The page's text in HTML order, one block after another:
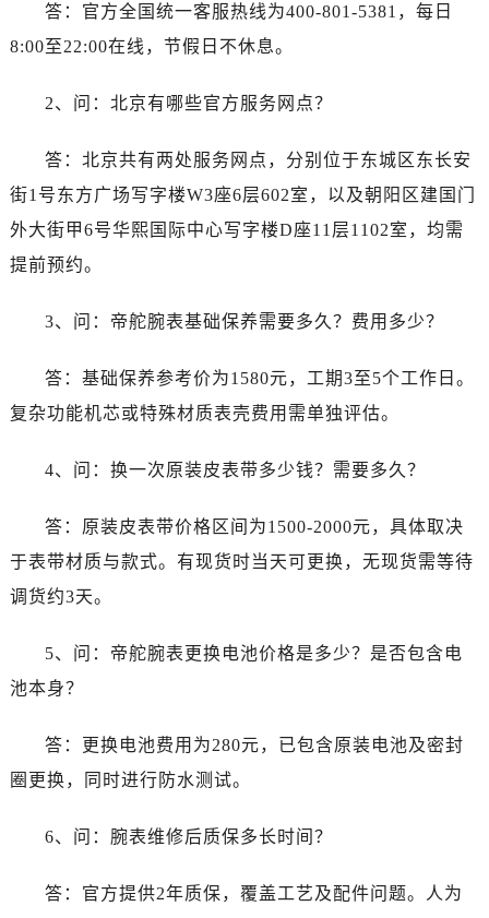
答：官方全国统一客服热线为400-801-5381，每日
8:00至22:00在线，节假日不休息。
2、问：北京有哪些官方服务网点？
答：北京共有两处服务网点，分别位于东城区东长安
街1号东方广场写字楼W3座6层602室，以及朝阳区建国门
外大街甲6号华熙国际中心写字楼D座11层1102室，均需
提前预约。
3、问：帝舵腕表基础保养需要多久？费用多少？
答：基础保养参考价为1580元，工期3至5个工作日。
复杂功能机芯或特殊材质表壳费用需单独评估。
4、问：换一次原装皮表带多少钱？需要多久？
答：原装皮表带价格区间为1500-2000元，具体取决
于表带材质与款式。有现货时当天可更换，无现货需等待
调货约3天。
5、问：帝舵腕表更换电池价格是多少？是否包含电
池本身？
答：更换电池费用为280元，已包含原装电池及密封
圈更换，同时进行防水测试。
6、问：腕表维修后质保多长时间？
答：官方提供2年质保，覆盖工艺及配件问题。人为